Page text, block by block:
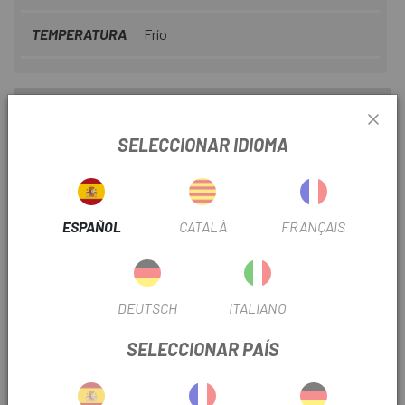
TEMPERATURA Frío
Características:
. Corte anatómico adaptado al ciclismo
. Muy suave y no pican
. Fibra natural que absorbe poco los olores
SELECCIONAR IDIOMA
ESPAÑOL CATALÀ FRANÇAIS
DEUTSCH ITALIANO
SELECCIONAR PAÍS